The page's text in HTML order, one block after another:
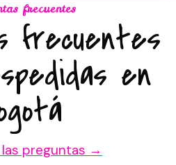
frecuentes
frecuentes
en
preguntas →